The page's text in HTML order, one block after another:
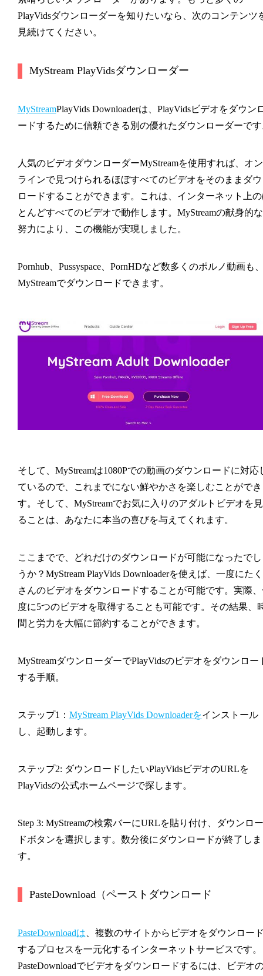
PlayVidsダウンローダーを知りたいなら、次のコンテンツ
見続けてください。
MyStream PlayVidsダウンローダー
MyStreamPlayVids Downloaderは、PlayVidsビデオをダウン
ードするために信頼できる別の優れたダウンローダーで
人気のビデオダウンローダーMyStreamを使用すれば、オン
ラインで見つけられるほぼすべてのビデオをそのままダ
ロードすることができます。これは、インターネット上
とんどすべてのビデオで動作します。MyStreamの献身的な
努力により、この機能が実現しました。
Pornhub、Pussyspace、PornHDなど数多くのポルノ動画も
MyStreamでダウンロードできます。
そして、MyStreamは1080Pでの動画のダウンロードに対応
ているので、これまでにない鮮やかさを楽しむことがで
す。そして、MyStreamでお気に入りのアダルトビデオを見
ることは、あなたに本当の喜びを与えてくれます。
ここまでで、どれだけのダウンロードが可能になったで
うか？MyStream PlayVids Downloaderを使えば、一度にたく
さんのビデオをダウンロードすることが可能です。実際
度に5つのビデオを取得することも可能です。その結果、
間と労力を大幅に節約することができます。
MyStreamダウンローダーでPlayVidsのビデオをダウンロー
する手順。
ステップ1： MyStream PlayVids Downloaderをインストール
し、起動します。
ステップ2: ダウンロードしたいPlayVidsビデオのURLを
PlayVidsの公式ホームページで探します。
Step 3: MyStreamの検索バーにURLを貼り付け、ダウンロー
ドボタンを選択します。数分後にダウンロードが終了しま
す。
PasteDownload（ペーストダウンロード
PasteDownloadは 、複数のサイトからビデオをダウンロー
するプロセスを一元化するインターネットサービスです。
PasteDownloadでビデオをダウンロードするには、ビデオ